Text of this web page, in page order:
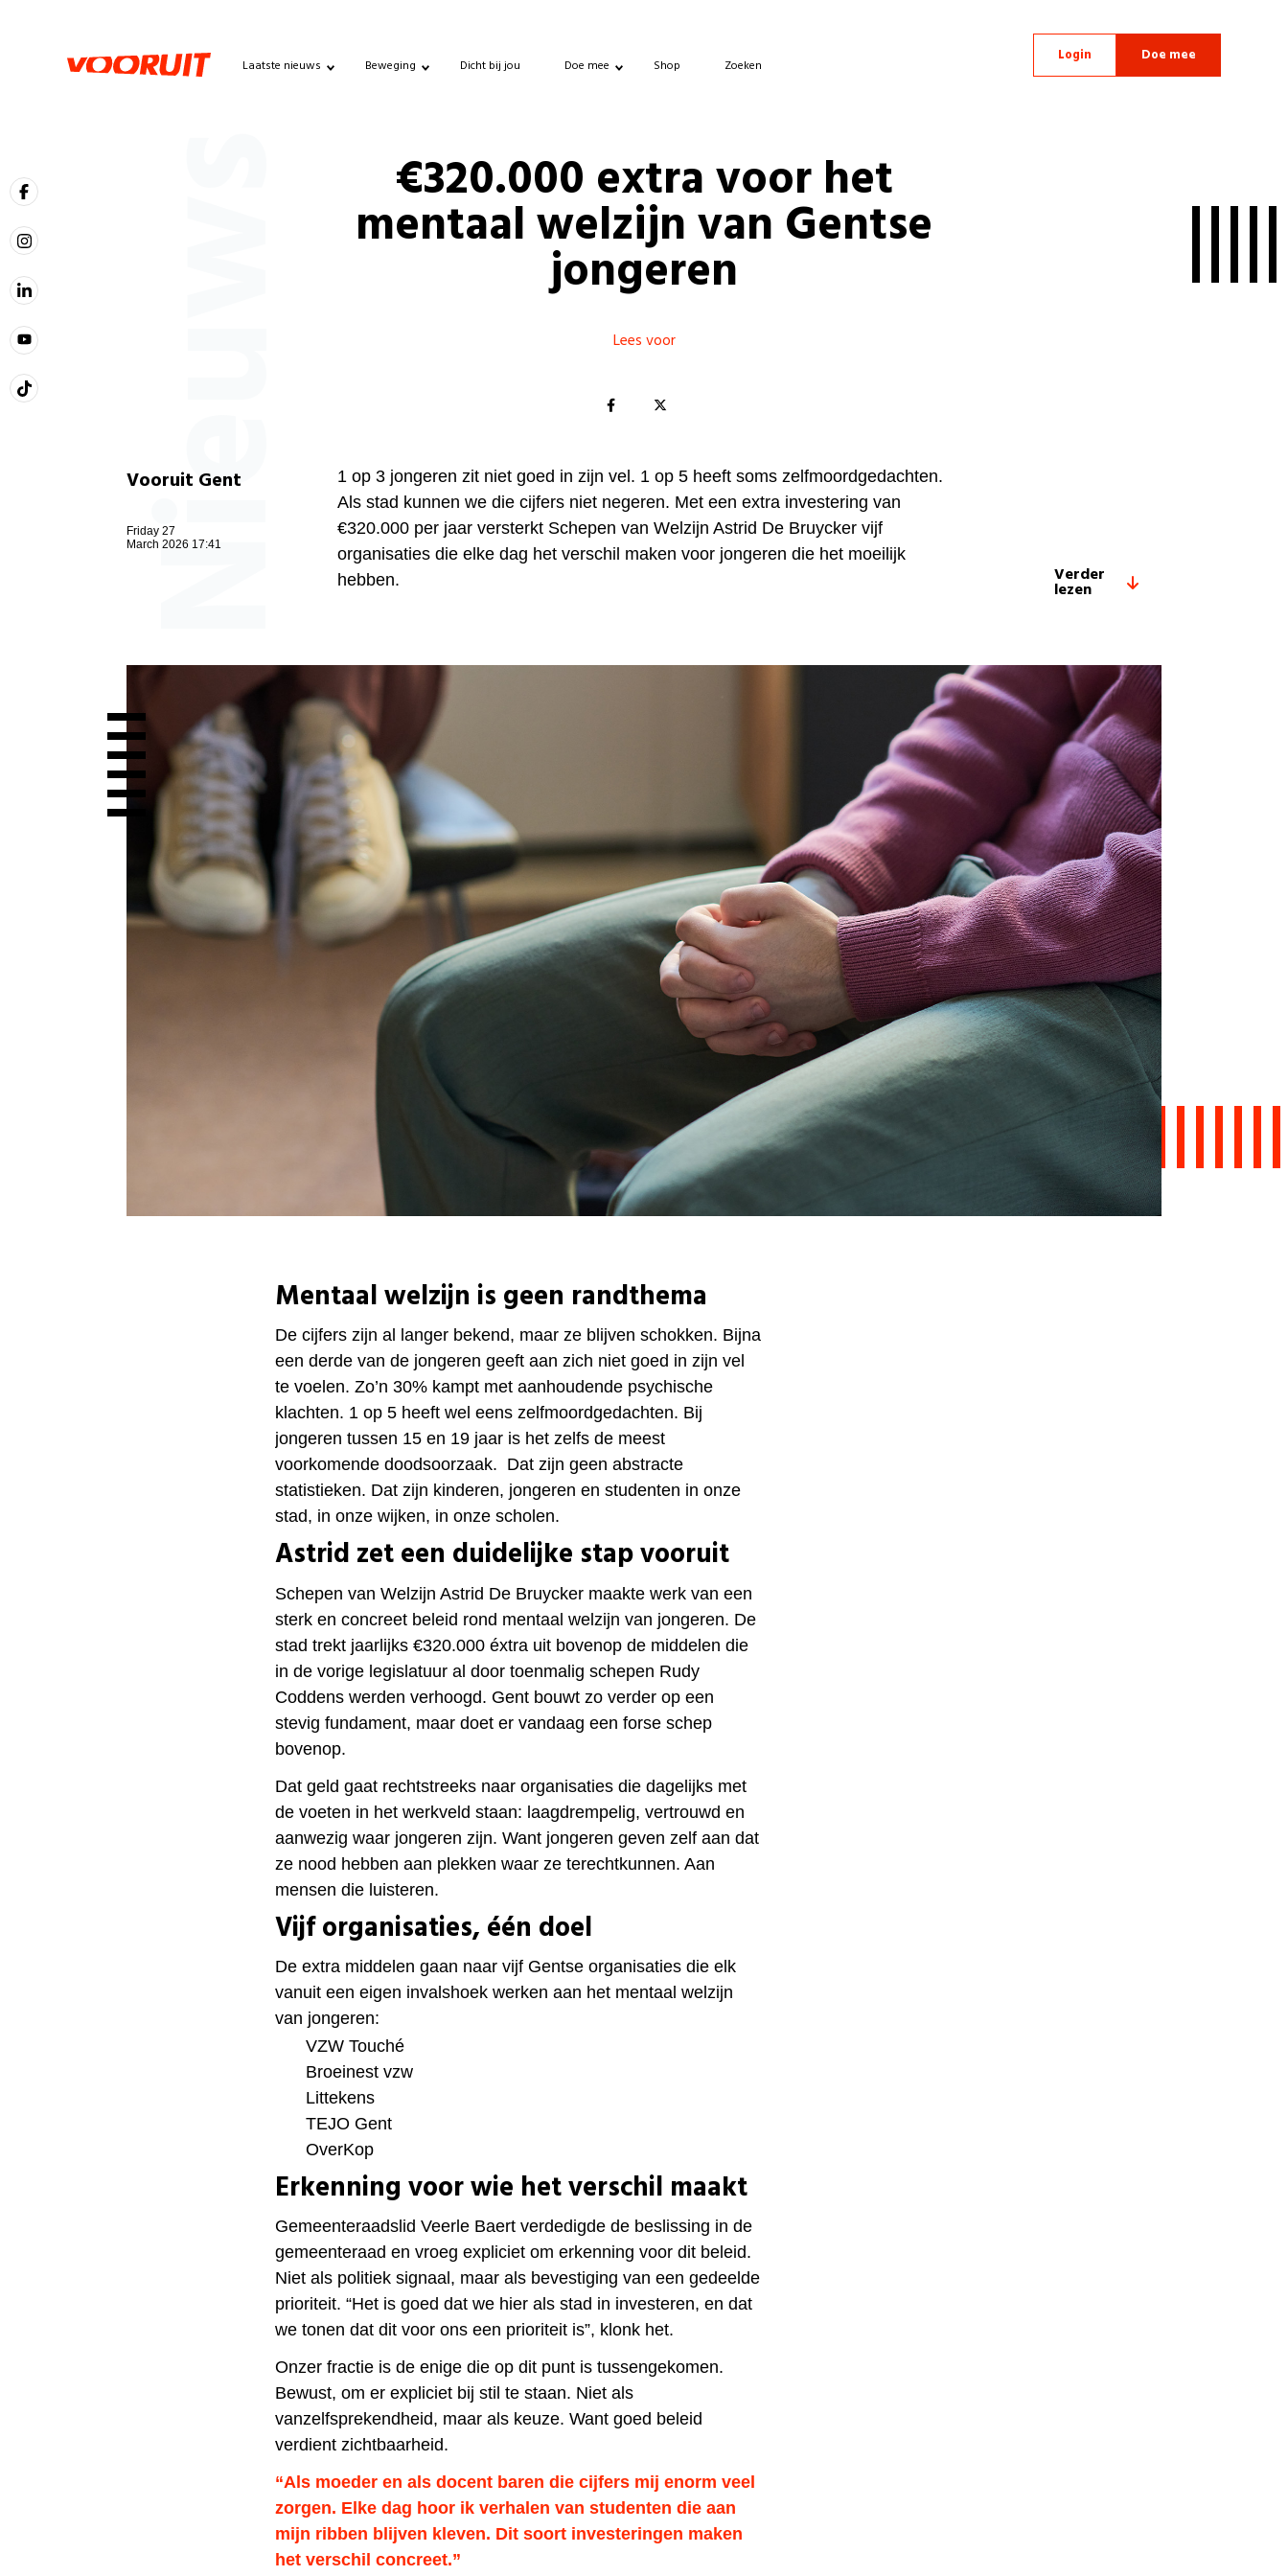
Laatste nieuws Beweging Dicht bij jou Doe mee Shop Zoeken
Login Doe mee
Nieuws €320.000 extra voor het
mentaal welzijn van Gentse
jongeren
Lees voor
Vooruit Gent
Friday 27
March 2026 17:41
1 op 3 jongeren zit niet goed in zijn vel. 1 op 5 heeft soms zelfmoordgedachten.
Als stad kunnen we die cijfers niet negeren. Met een extra investering van
€320.000 per jaar versterkt Schepen van Welzijn Astrid De Bruycker vijf
organisaties die elke dag het verschil maken voor jongeren die het moeilijk
hebben.
Verder
lezen
Mentaal welzijn is geen randthema
De cijfers zijn al langer bekend, maar ze blijven schokken. Bijna
een derde van de jongeren geeft aan zich niet goed in zijn vel
te voelen. Zo’n 30% kampt met aanhoudende psychische
klachten. 1 op 5 heeft wel eens zelfmoordgedachten. Bij
jongeren tussen 15 en 19 jaar is het zelfs de meest
voorkomende doodsoorzaak. Dat zijn geen abstracte
statistieken. Dat zijn kinderen, jongeren en studenten in onze
stad, in onze wijken, in onze scholen.
Astrid zet een duidelijke stap vooruit
Schepen van Welzijn Astrid De Bruycker maakte werk van een
sterk en concreet beleid rond mentaal welzijn van jongeren. De
stad trekt jaarlijks €320.000 éxtra uit bovenop de middelen die
in de vorige legislatuur al door toenmalig schepen Rudy
Coddens werden verhoogd. Gent bouwt zo verder op een
stevig fundament, maar doet er vandaag een forse schep
bovenop.
Dat geld gaat rechtstreeks naar organisaties die dagelijks met
de voeten in het werkveld staan: laagdrempelig, vertrouwd en
aanwezig waar jongeren zijn. Want jongeren geven zelf aan dat
ze nood hebben aan plekken waar ze terechtkunnen. Aan
mensen die luisteren.
Vijf organisaties, één doel
De extra middelen gaan naar vijf Gentse organisaties die elk
vanuit een eigen invalshoek werken aan het mentaal welzijn
van jongeren:
VZW Touché
Broeinest vzw
Littekens
TEJO Gent
OverKop
Erkenning voor wie het verschil maakt
Gemeenteraadslid Veerle Baert verdedigde de beslissing in de
gemeenteraad en vroeg expliciet om erkenning voor dit beleid.
Niet als politiek signaal, maar als bevestiging van een gedeelde
prioriteit. “Het is goed dat we hier als stad in investeren, en dat
we tonen dat dit voor ons een prioriteit is”, klonk het.
Onzer fractie is de enige die op dit punt is tussengekomen.
Bewust, om er expliciet bij stil te staan. Niet als
vanzelfsprekendheid, maar als keuze. Want goed beleid
verdient zichtbaarheid.
“Als moeder en als docent baren die cijfers mij enorm veel
zorgen. Elke dag hoor ik verhalen van studenten die aan
mijn ribben blijven kleven. Dit soort investeringen maken
het verschil concreet.”